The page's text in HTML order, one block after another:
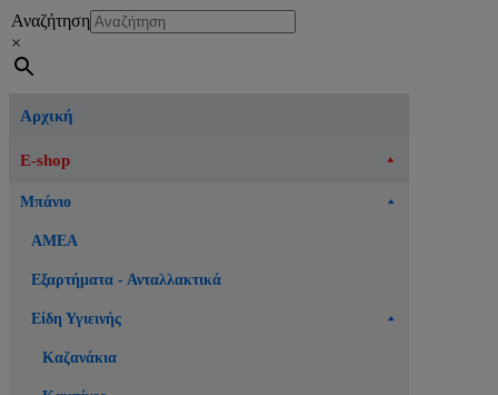
Μενού
πλοήγησης
Αναζήτηση
×
Αρχική
E-shop
Μπάνιο
ΑΜΕΑ
Εξαρτήματα - Ανταλλακτικά
Είδη Υγιεινής
Καζανάκια